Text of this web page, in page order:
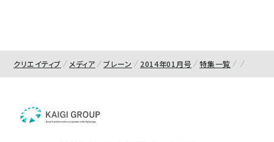
クリエイティブ メディア ブレーン 2014年01月号 特集一覧